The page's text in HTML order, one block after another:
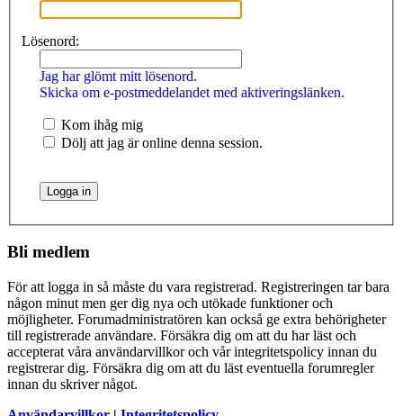
Lösenord:
Jag har glömt mitt lösenord.
Skicka om e-postmeddelandet med aktiveringslänken.
Kom ihåg mig
Dölj att jag är online denna session.
Bli medlem
För att logga in så måste du vara registrerad. Registreringen tar bara
någon minut men ger dig nya och utökade funktioner och
möjligheter. Forumadministratören kan också ge extra behörigheter
till registrerade användare. Försäkra dig om att du har läst och
accepterat våra användarvillkor och vår integritetspolicy innan du
registrerar dig. Försäkra dig om att du läst eventuella forumregler
innan du skriver något.